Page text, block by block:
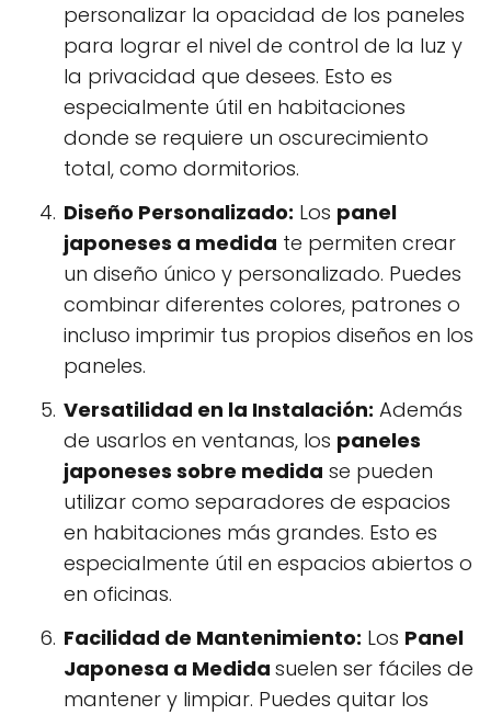
personalizar la opacidad de los paneles
para lograr el nivel de control de la luz y
la privacidad que desees. Esto es
especialmente útil en habitaciones
donde se requiere un oscurecimiento
total, como dormitorios.
Diseño Personalizado: Los panel
japoneses a medida te permiten crear
un diseño único y personalizado. Puedes
combinar diferentes colores, patrones o
incluso imprimir tus propios diseños en los
paneles.
Versatilidad en la Instalación: Además
de usarlos en ventanas, los paneles
japoneses sobre medida se pueden
utilizar como separadores de espacios
en habitaciones más grandes. Esto es
especialmente útil en espacios abiertos o
en oficinas.
Facilidad de Mantenimiento: Los Panel
Japonesa a Medida suelen ser fáciles de
mantener y limpiar. Puedes quitar los